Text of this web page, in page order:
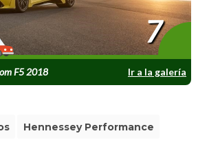
F5 2018 Ir a la galería
7
Hennessey Performance